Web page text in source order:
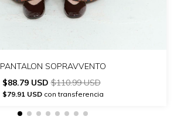
PANTALON SOPRAVVENTO
$88.79 USD$110.99 USD
$79.91 USDcon transferencia